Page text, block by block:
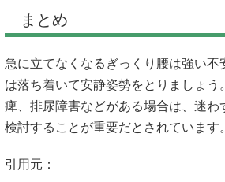
まとめ
急に立てなくなるぎっくり腰は強い不
は落ち着いて安静姿勢をとりましょう
痺、排尿障害などがある場合は、迷わ
検討することが重要だとされています。
引用元：